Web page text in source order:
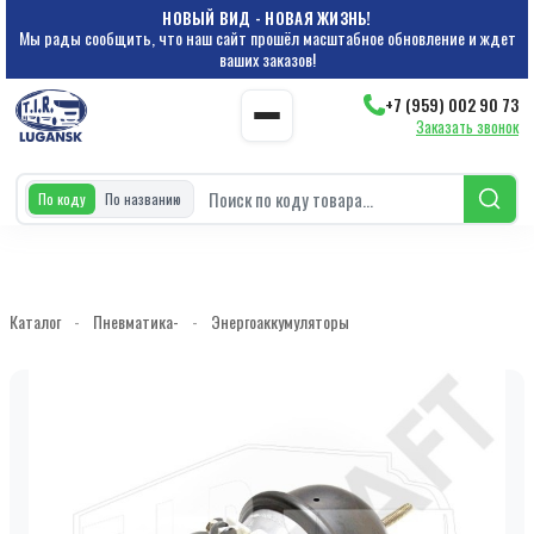
НОВЫЙ ВИД - НОВАЯ ЖИЗНЬ!
Мы рады сообщить, что наш сайт прошёл масштабное обновление и ждет
ваших заказов!
+7 (959) 002 90 73
Заказать звонок
По коду По названию
Каталог - Пневматика- - Энергоаккумуляторы